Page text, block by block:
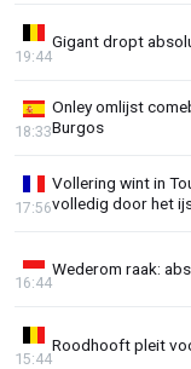
Gigant dropt
19:44
Onley omlijst
Burgos
18:33
Vollering wint in
volledig door het
17:56
Wederom raak:
16:44
Roodhooft pleit
15:44